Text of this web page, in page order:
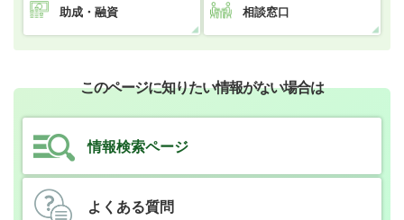
助成・融資 相談窓口
このページに知りたい情報がない場合は
情報検索ページ
よくある質問